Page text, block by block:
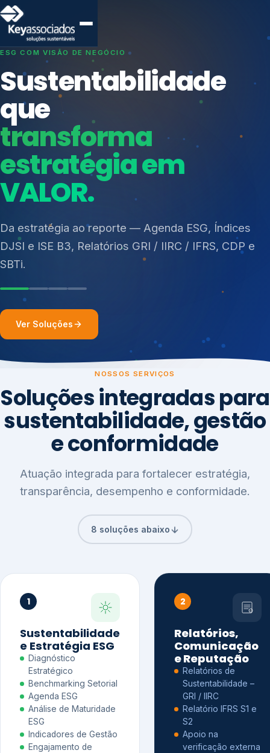
SISTEMAS DE GESTÃO OTIMIZADOS E INTEGRADOS
Conformidade que
protege seu
negócio.
Consultoria, auditoria e treinamentos em ISO 27001,
ISO 27701, ISO 42001, ISO 37001, ISO 9001, ISO
resíduos sólidos (PGRS/PMGRS).
Índices de Mercado
Mudanças Climáticas
Reputação e Cadeia
Reporte Regulatório
Ver Soluções
NOSSOS SERVIÇOS
Soluções integradas para
sustentabilidade, gestão
e conformidade
Atuação integrada para fortalecer estratégia,
transparência, desempenho e conformidade.
8 soluções abaixo
1
Sustentabilidade
e Estratégia ESG
Diagnóstico
Estratégico
Benchmarking Setorial
Agenda ESG
Análise de Maturidade
ESG
Indicadores de Gestão
Engajamento de
2
Relatórios,
Comunicação
e Reputação
Relatórios de
Sustentabilidade –
GRI / IIRC
Relatório IFRS S1 e
S2
Apoio na
verificação externa